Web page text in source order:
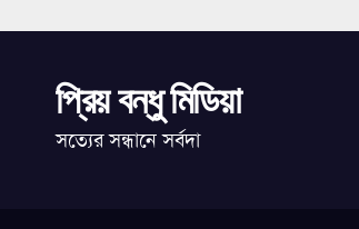
প্রিয় বন্ধু মিডিয়া
সত্যের সন্ধানে সর্বদা